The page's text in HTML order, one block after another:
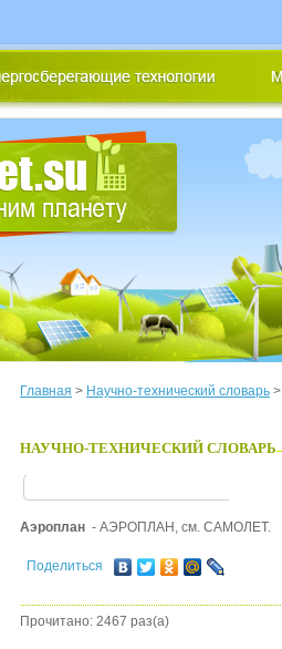
Главная > Научно-технический словарь >
НАУЧНО-ТЕХНИЧЕСКИЙ СЛОВАРЬ
Аэроплан - АЭРОПЛАН, см. САМОЛЕТ.
Поделиться
Прочитано: 2467 раз(а)